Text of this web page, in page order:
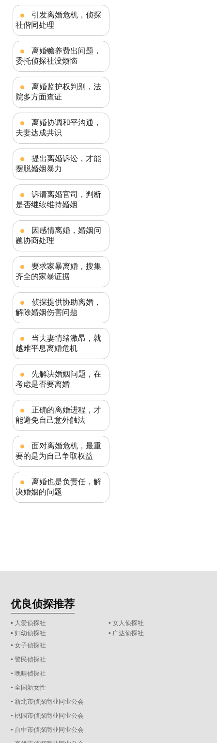
引发离婚危机，侦探
社偕同处理
离婚赡养费出问题，
委托侦探社没烦恼
离婚监护权判别，法
院多方面查证
离婚协调和平沟通，
夫妻达成共识
提出离婚诉讼，才能
摆脱婚姻暴力
诉请离婚官司，判断
是否继续维持婚姻
因感情离婚，婚姻问
题协商处理
要求家暴离婚，搜集
齐全的家暴证据
侦探提供协助离婚，
解除婚姻伤害问题
当夫妻情绪激昂，就
越难平息离婚危机
先解决婚姻问题，在
考虑是否要离婚
正确的离婚进程，才
能避免自己意外触法
面对离婚危机，最重
要的是为自己争取权益
离婚也是负责任，解
决婚姻的问题
优良侦探推荐
▪ 大爱侦探社
▪ 女人侦探社
▪ 妇幼侦探社
▪ 广达侦探社
▪ 女子侦探社
▪ 警民侦探社
▪ 晚晴侦探社
▪ 全国新女性
▪ 新北市侦探商业同业公会
▪ 桃园市侦探商业同业公会
▪ 台中市侦探商业同业公会